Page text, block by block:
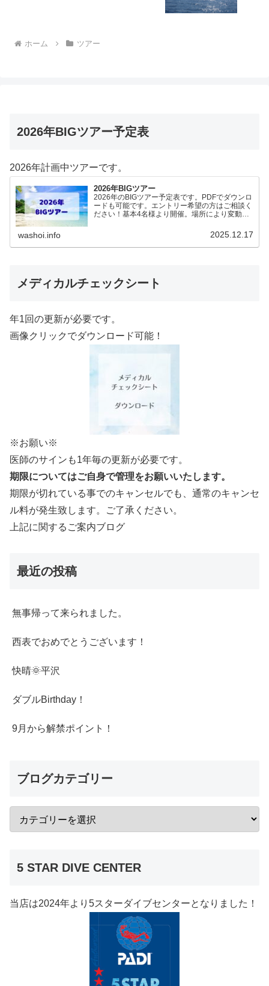
ホーム ツアー
2026年BIGツアー予定表
2026年計画中ツアーです。
2026年BIGツアー
2026年のBIGツアー予定表です。PDFでダウンロ
ードも可能です。エントリー希望の方はご相談く
ださい！基本4名様より開催。場所により変動あ
（12.19更新）ダウンロードPDFでアップロード
washoi.info 2025.12.17
メディカルチェックシート
年1回の更新が必要です。
画像クリックでダウンロード可能！
※お願い※
医師のサインも1年毎の更新が必要です。
期限についてはご自身で管理をお願いいたします。
期限が切れている事でのキャンセルでも、通常のキャンセ
ル料が発生致します。ご了承ください。
上記に関するご案内ブログ
最近の投稿
無事帰って来られました。
西表でおめでとうございます！
快晴🌞平沢
ダブルBirthday！
9月から解禁ポイント！
ブログカテゴリー
5 STAR DIVE CENTER
当店は2024年より5スターダイブセンターとなりました！